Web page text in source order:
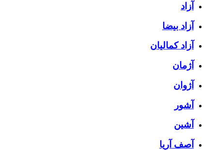
آزاد
آزاد بیضا
آزاد کمالیان
آژمان
آژوان
آشور
آشین
آصف آریا